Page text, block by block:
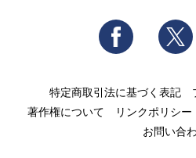
Facebook
特定商取引法に基づく表記
著作権について
リンクポリシー
お問い合